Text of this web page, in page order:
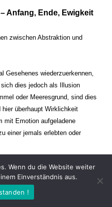
Anfang, Ende, Ewigkeit
zwischen Abstraktion und
Gesehenes wiederzuerkennen,
dies jedoch als Illusion
oder Meeresgrund, sind dies
überhaupt Wirklichkeit
mit Emotion aufgeladene
einer jemals erlebten oder
dabei gegenüber. Zeit steht still
Spannung, auch farblich, bis
Die Arbeiten stellen ambivalente
Wenn du die Website weiter
Einverständnis aus.
!